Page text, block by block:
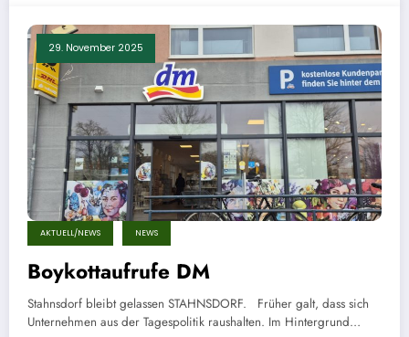
29. November 2025
AKTUELL/NEWS NEWS
Boykottaufrufe DM
Stahnsdorf bleibt gelassen STAHNSDORF. Früher galt, dass sich
Unternehmen aus der Tagespolitik raushalten. Im Hintergrund…